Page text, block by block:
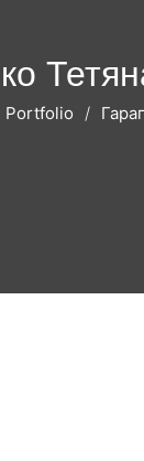
Portfolio